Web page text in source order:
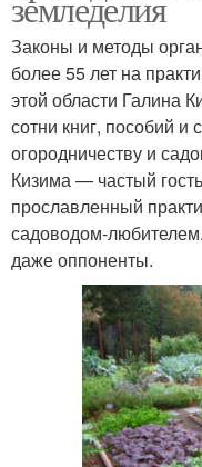
Законы и методы
более 55 лет на
этой области Галина
сотни книг, пособий
огородничеству и
Кизима — частый
прославленный
садоводом-
даже оппоненты.